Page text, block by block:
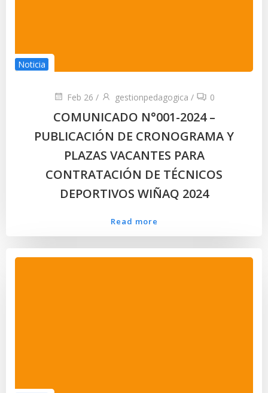
Noticia
Feb 26 / gestionpedagogica / 0
COMUNICADO N°001-2024 –
PUBLICACIÓN DE CRONOGRAMA Y
PLAZAS VACANTES PARA
CONTRATACIÓN DE TÉCNICOS
DEPORTIVOS WIÑAQ 2024
Read more